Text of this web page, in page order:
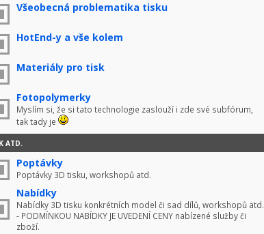
Všeobecná problematika tisku
HotEnd-y a vše kolem
Materiály pro tisk
Fotopolymerky
Myslím si, že si tato technologie zaslouží i zde své subfórum,
tak tady je
ATD.
Poptávky
Poptávky 3D tisku, workshopů atd.
Nabídky
Nabídky 3D tisku konkrétních model či sad dílů, workshopů atd.
- PODMÍNKOU NABÍDKY JE UVEDENÍ CENY nabízené služby či
zboží.